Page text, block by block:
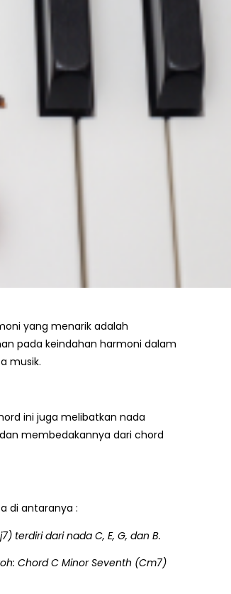
yang menarik adalah
pada keindahan harmoni dalam
musik.
ini juga melibatkan nada
membedakannya dari chord
di antaranya :
terdiri dari nada C, E, G, dan B.
Chord C Minor Seventh (Cm7)